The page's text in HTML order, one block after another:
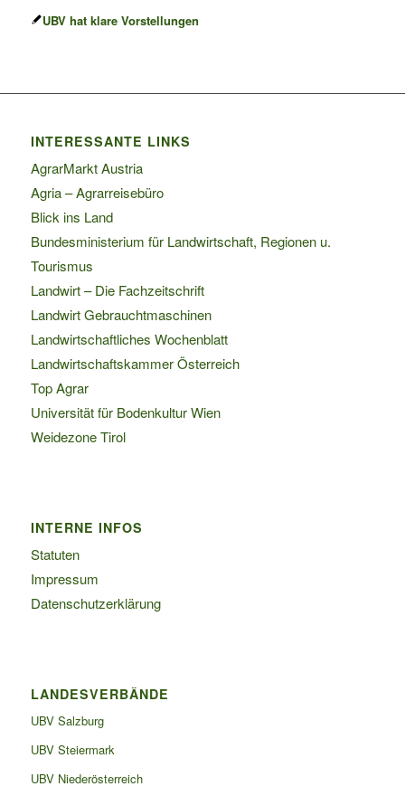
UBV hat klare Vorstellungen
INTERESSANTE LINKS
AgrarMarkt Austria
Agria – Agrarreisebüro
Blick ins Land
Bundesministerium für Landwirtschaft, Regionen u.
Tourismus
Landwirt – Die Fachzeitschrift
Landwirt Gebrauchtmaschinen
Landwirtschaftliches Wochenblatt
Landwirtschaftskammer Österreich
Top Agrar
Universität für Bodenkultur Wien
Weidezone Tirol
INTERNE INFOS
Statuten
Impressum
Datenschutzerklärung
LANDESVERBÄNDE
UBV Salzburg
UBV Steiermark
UBV Niederösterreich